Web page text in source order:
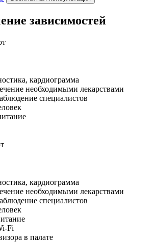
зависимостей
кардиограмма
необходимыми лекарствами
специалистов
кардиограмма
необходимыми лекарствами
специалистов
Fi
в палате